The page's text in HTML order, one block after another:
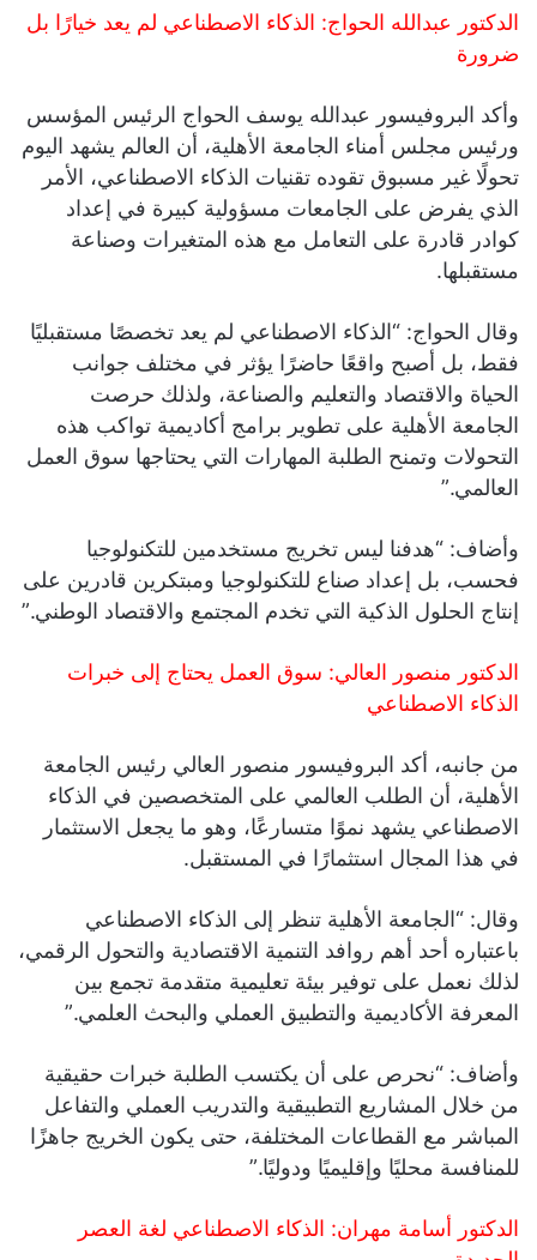
الدكتور عبدالله الحواج: الذكاء الاصطناعي لم يعد خيارًا بل
ضرورة
وأكد البروفيسور عبدالله يوسف الحواج الرئيس المؤسس
ورئيس مجلس أمناء الجامعة الأهلية، أن العالم يشهد اليوم
تحولًا غير مسبوق تقوده تقنيات الذكاء الاصطناعي، الأمر
الذي يفرض على الجامعات مسؤولية كبيرة في إعداد
كوادر قادرة على التعامل مع هذه المتغيرات وصناعة
مستقبلها.
وقال الحواج: “الذكاء الاصطناعي لم يعد تخصصًا مستقبليًا
فقط، بل أصبح واقعًا حاضرًا يؤثر في مختلف جوانب
الحياة والاقتصاد والتعليم والصناعة، ولذلك حرصت
الجامعة الأهلية على تطوير برامج أكاديمية تواكب هذه
التحولات وتمنح الطلبة المهارات التي يحتاجها سوق العمل
العالمي.”
وأضاف: “هدفنا ليس تخريج مستخدمين للتكنولوجيا
فحسب، بل إعداد صناع للتكنولوجيا ومبتكرين قادرين على
إنتاج الحلول الذكية التي تخدم المجتمع والاقتصاد الوطني.”
الدكتور منصور العالي: سوق العمل يحتاج إلى خبرات
الذكاء الاصطناعي
من جانبه، أكد البروفيسور منصور العالي رئيس الجامعة
الأهلية، أن الطلب العالمي على المتخصصين في الذكاء
الاصطناعي يشهد نموًا متسارعًا، وهو ما يجعل الاستثمار
في هذا المجال استثمارًا في المستقبل.
وقال: “الجامعة الأهلية تنظر إلى الذكاء الاصطناعي
باعتباره أحد أهم روافد التنمية الاقتصادية والتحول الرقمي،
لذلك نعمل على توفير بيئة تعليمية متقدمة تجمع بين
المعرفة الأكاديمية والتطبيق العملي والبحث العلمي.”
وأضاف: “نحرص على أن يكتسب الطلبة خبرات حقيقية
من خلال المشاريع التطبيقية والتدريب العملي والتفاعل
المباشر مع القطاعات المختلفة، حتى يكون الخريج جاهزًا
للمنافسة محليًا وإقليميًا ودوليًا.”
الدكتور أسامة مهران: الذكاء الاصطناعي لغة العصر